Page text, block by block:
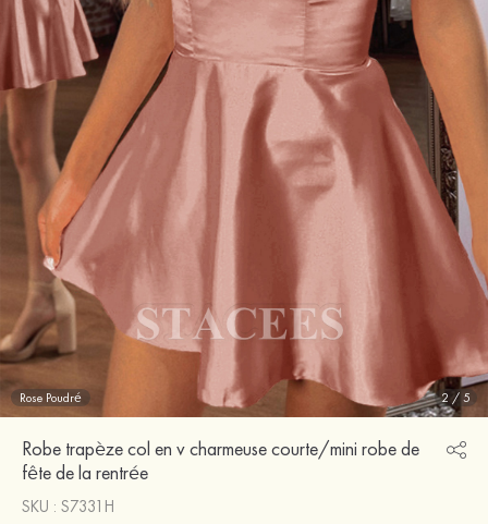
Rose Poudré 2/5
Robe trapèze col en v charmeuse courte/mini robe de
fête de la rentrée
SKU : S7331H